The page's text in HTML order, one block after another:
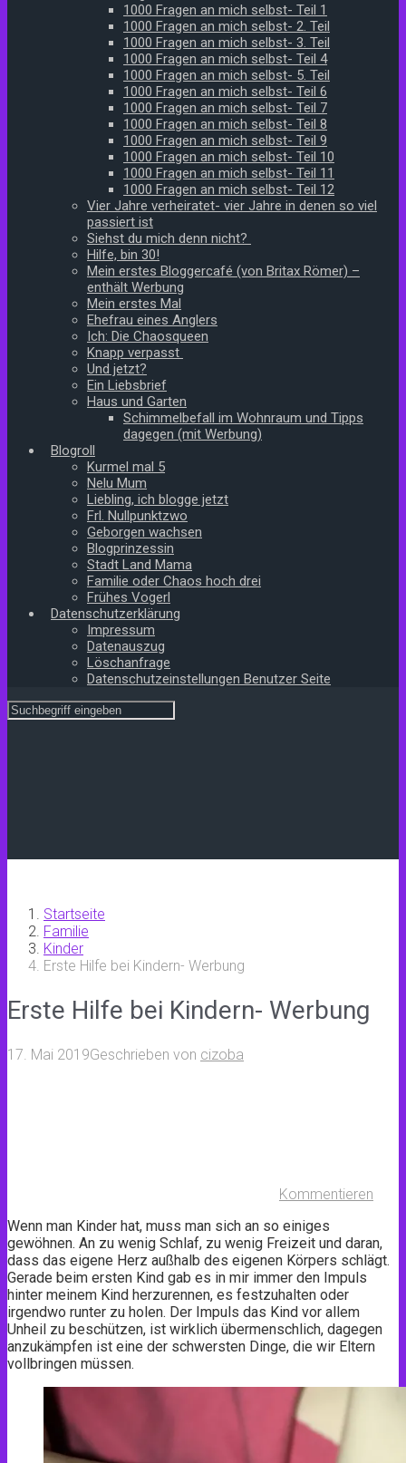
1000 Fragen an mich selbst- Teil 1
1000 Fragen an mich selbst- 2. Teil
1000 Fragen an mich selbst- 3. Teil
1000 Fragen an mich selbst- Teil 4
1000 Fragen an mich selbst- 5. Teil
1000 Fragen an mich selbst- Teil 6
1000 Fragen an mich selbst- Teil 7
1000 Fragen an mich selbst- Teil 8
1000 Fragen an mich selbst- Teil 9
1000 Fragen an mich selbst- Teil 10
1000 Fragen an mich selbst- Teil 11
1000 Fragen an mich selbst- Teil 12
Vier Jahre verheiratet- vier Jahre in denen so viel
passiert ist
Siehst du mich denn nicht?
Hilfe, bin 30!
Mein erstes Bloggercafé (von Britax Römer) –
enthält Werbung
Mein erstes Mal
Ehefrau eines Anglers
Ich: Die Chaosqueen
Knapp verpasst
Und jetzt?
Ein Liebsbrief
Haus und Garten
Schimmelbefall im Wohnraum und Tipps
dagegen (mit Werbung)
Blogroll
Kurmel mal 5
Nelu Mum
Liebling, ich blogge jetzt
Frl. Nullpunktzwo
Geborgen wachsen
Blogprinzessin
Stadt Land Mama
Familie oder Chaos hoch drei
Frühes Vogerl
Datenschutzerklärung
Impressum
Datenauszug
Löschanfrage
Datenschutzeinstellungen Benutzer Seite
Startseite
Familie
Kinder
Erste Hilfe bei Kindern- Werbung
Erste Hilfe bei Kindern- Werbung
17. Mai 2019Geschrieben von cizoba
Kommentieren
Wenn man Kinder hat, muss man sich an so einiges
gewöhnen. An zu wenig Schlaf, zu wenig Freizeit und daran,
dass das eigene Herz außhalb des eigenen Körpers schlägt.
Gerade beim ersten Kind gab es in mir immer den Impuls
hinter meinem Kind herzurennen, es festzuhalten oder
irgendwo runter zu holen. Der Impuls das Kind vor allem
Unheil zu beschützen, ist wirklich übermenschlich, dagegen
anzukämpfen ist eine der schwersten Dinge, die wir Eltern
vollbringen müssen.